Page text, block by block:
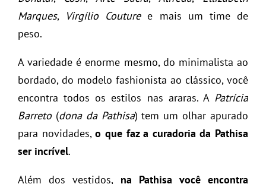
Marques, Virgílio Couturee mais um time de
peso.
A variedade é enorme mesmo, do minimalista ao
bordado, do modelo fashionista ao clássico, você
encontra todos os estilos nas araras. A Patrícia
Barreto(dona da Pathisa) tem um olhar apurado
para novidades,o que faz a curadoria da Pathisa
ser incrível.
Além dos vestidos, na Pathisa você encontra